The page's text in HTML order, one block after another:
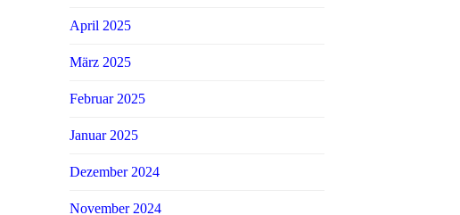
April 2025
März 2025
Februar 2025
Januar 2025
Dezember 2024
November 2024